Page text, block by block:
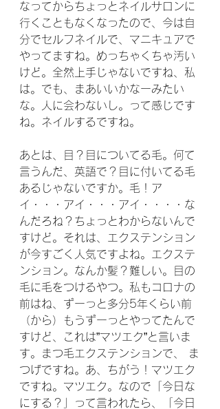
なってからちょっとネイルサロンに
行くこともなくなったので、今は自
分でセルフネイルで、マニキュアで
やってますね。めっちゃくちゃ汚い
けど。全然上手じゃないですね、私
は。でも、まあいいかなーみたい
な。人に会わないし。って感じです
ね。ネイルするですね。
あとは、目？目についてる毛。何て
言うんだ、英語で？目に付いてる毛
あるじゃないですか。毛！ア
イ・・・アイ・・・アイ・・・・な
んだろね？ちょっとわからないんで
すけど。それは、エクステンション
が今すごく人気ですよね。エクステ
ンション。なんか髪？難しい。目の
毛に毛をつけるやつ。私もコロナの
前はね、ずーっと多分5年くらい前
（から）もうずーっとやってたんで
すけど、これは”マツエク”と言いま
す。まつ毛エクステンションで、 ま
つげですね。あ、ちがう！マツエク
ですね。マツエク。なので「今日な
にする？」って言われたら、「今日